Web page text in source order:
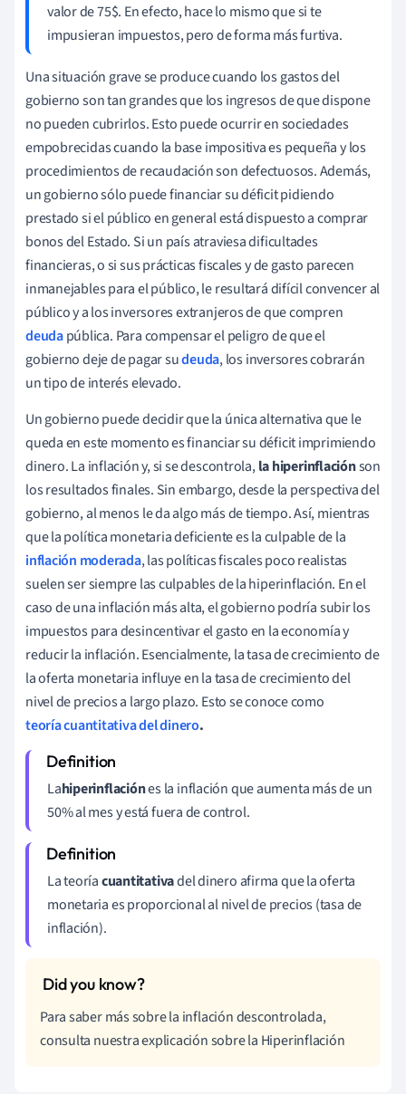
valor de 75$. En efecto, hace lo mismo que si te
impusieran impuestos, pero de forma más furtiva.
Una situación grave se produce cuando los gastos del
gobierno son tan grandes que los ingresos de que dispone
no pueden cubrirlos. Esto puede ocurrir en sociedades
empobrecidas cuando la base impositiva es pequeña y los
procedimientos de recaudación son defectuosos. Además,
un gobierno sólo puede financiar su déficit pidiendo
prestado si el público en general está dispuesto a comprar
bonos del Estado. Si un país atraviesa dificultades
financieras, o si sus prácticas fiscales y de gasto parecen
inmanejables para el público, le resultará difícil convencer al
público y a los inversores extranjeros de que compren
deudapública. Para compensar el peligro de que el
gobierno deje de pagar sudeuda, los inversores cobrarán
un tipo de interés elevado.
Un gobierno puede decidir que la única alternativa que le
queda en este momento es financiar su déficit imprimiendo
dinero. La inflación y, si se descontrola,la hiperinflaciónson
los resultados finales. Sin embargo, desde la perspectiva del
gobierno, al menos le da algo más de tiempo. Así, mientras
que la política monetaria deficiente es la culpable de la
inflación moderada, las políticas fiscales poco realistas
suelen ser siempre las culpables de la hiperinflación. En el
caso de una inflación más alta, el gobierno podría subir los
impuestos para desincentivar el gasto en la economía y
reducir la inflación. Esencialmente, la tasa de crecimiento de
la oferta monetaria influye en la tasa de crecimiento del
nivel de precios a largo plazo. Esto se conoce como
teoría cuantitativa del dinero.
Lahiperinflaciónes la inflación que aumenta más de un
50% al mes y está fuera de control.
La teoríacuantitativadel dinero afirma que la oferta
monetaria es proporcional al nivel de precios (tasa de
inflación).
Para saber más sobre la inflación descontrolada,
consulta nuestra explicación sobre la Hiperinflación